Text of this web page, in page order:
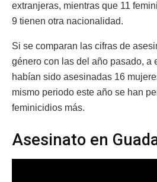
extranjeras, mientras que 11
9 tienen otra nacionalidad.
Si se comparan las cifras de
género con las del año pasado, a
habían sido asesinadas 16
mismo periodo este año se han
feminicidios más.
Asesinato en